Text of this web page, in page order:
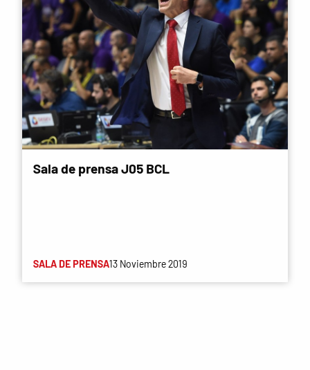
Sala de prensa J05 BCL
SALA DE PRENSA13 Noviembre 2019